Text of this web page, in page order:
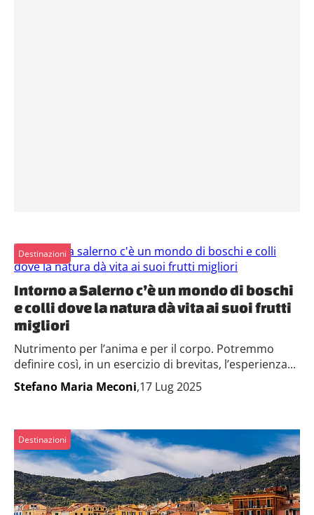
Destinazioni
Intorno a Salerno c’è un mondo di boschi
e colli dove la natura dà vita ai suoi frutti
migliori
Nutrimento per l’anima e per il corpo. Potremmo
definire così, in un esercizio di brevitas, l’esperienza...
Stefano Maria Meconi,17 Lug 2025
Destinazioni